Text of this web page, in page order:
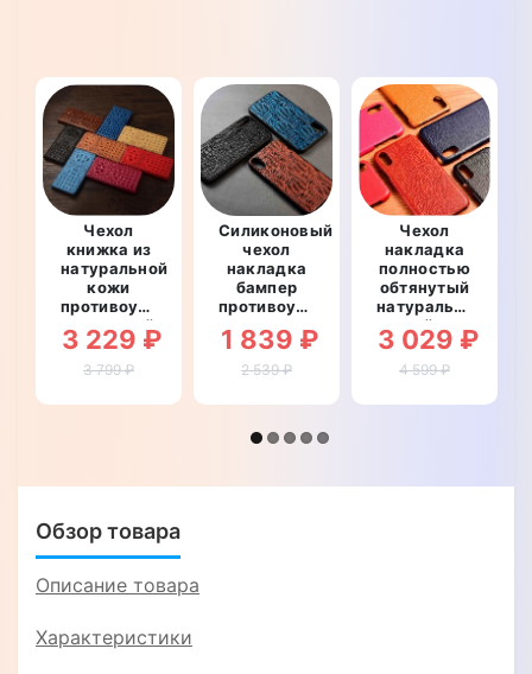
Чехол
книжка из
натуральной
кожи
противоударный
магнитный
для
OnePlus 7T
CREAST"
3 229 ₽
3 799 ₽
Силиконовый
чехол
накладка
бампер
противоударный
со
вставкой
из
кожи для
Pro
1 839 ₽
2 539 ₽
Чехол
накладка
полностью
обтянутый
натуральной
кожей для
OnePlus 7T
Pro
BULL"
3 029 ₽
4 599 ₽
Обзор товара
Описание товара
Характеристики